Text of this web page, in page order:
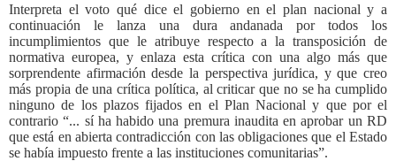
Interpreta el voto qué dice el gobierno en el plan nacional y a
continuación le lanza una dura andanada por todos los
incumplimientos que le atribuye respecto a la transposición de
normativa europea, y enlaza esta crítica con una algo más que
sorprendente afirmación desde la perspectiva jurídica, y que creo
más propia de una crítica política, al criticar que no se ha cumplido
ninguno de los plazos fijados en el Plan Nacional y que por el
contrario “... sí ha habido una premura inaudita en aprobar un RD
que está en abierta contradicción con las obligaciones que el Estado
se había impuesto frente a las instituciones comunitarias”.